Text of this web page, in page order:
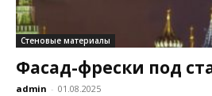
Стеновые материалы
Фасад-фрески под
admin - 01.08.2025